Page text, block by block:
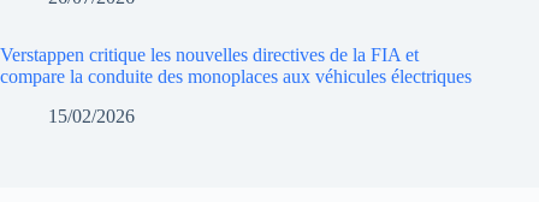
Verstappen critique les nouvelles directives de la FIA et
compare la conduite des monoplaces aux véhicules électriques
15/02/2026